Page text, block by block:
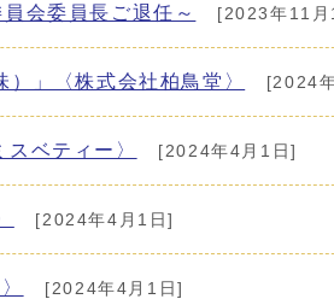
会委員長ご退任～ [2023年11月
」〈株式会社柏鳥堂〉 [2024
ベティー〉 [2024年4月1日]
[2024年4月1日]
[2024年4月1日]